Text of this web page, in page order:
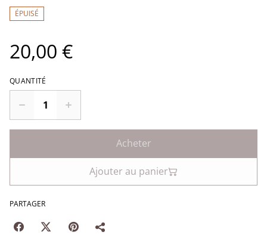
ÉPUISÉ
20,00 €
QUANTITÉ
Acheter
Ajouter au panier
PARTAGER